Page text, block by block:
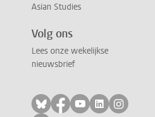
Asian Studies
Volg ons
Lees onze wekelijkse
nieuwsbrief
Volg ons op bluesky
Volg ons op
Volg ons op
Volg ons
Volg